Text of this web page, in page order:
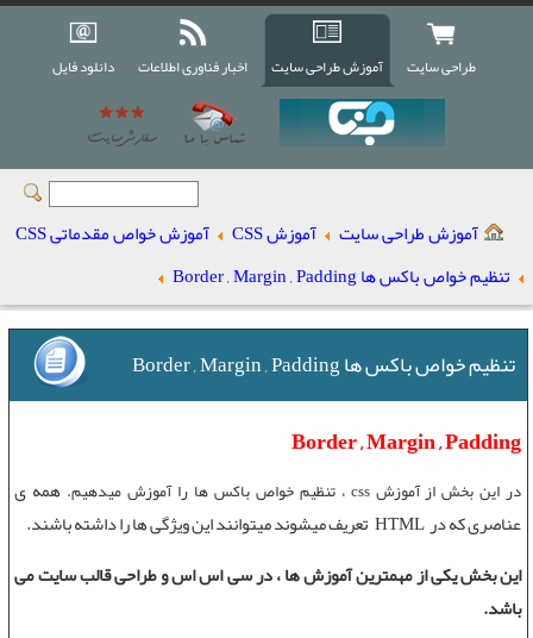
طراحی سایت آموزش طراحی سایت اخبار فناوری اطلاعات دانلود فایل
آموزش طراحی سایت آموزش CSS
آموزش خواص مقدماتی CSS
تنظیم خواص باکس ها Border , Margin , Padding
تنظیم خواص باکس ها Border , Margin , Padding
Border , Margin , Padding
در این بخش ازآموزش css ،تنظیم خواص باکس ها را آموزش میدهیم. همه ی
عناصری که درHTML تعریف میشوند میتوانند این ویژگی ها را داشته باشند.
این بخش یکی از مهمترین آموزش ها ، در سی اس اس و طراحی قالب سایت می
باشد.